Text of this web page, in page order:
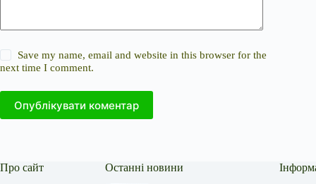
Save my name, email and website in this browser for the
next time I comment.
Опублікувати коментар
Про сайт Останні новини